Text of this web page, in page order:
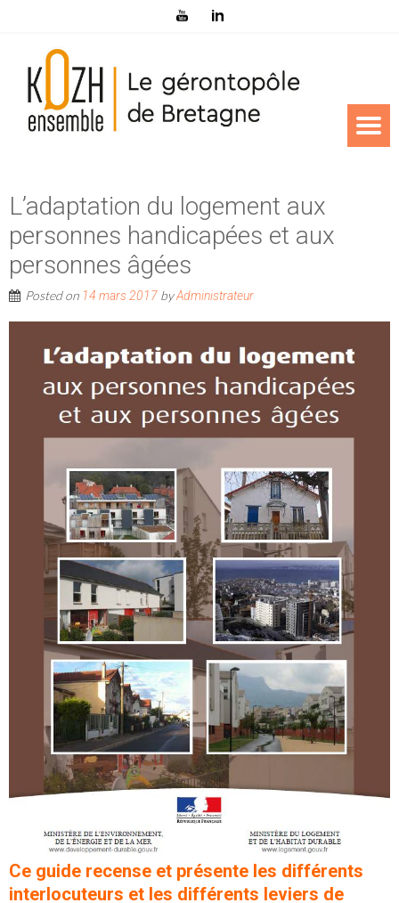
L’adaptation du logement aux
personnes handicapées et aux
personnes âgées
Posted on 14 mars 2017 byAdministrateur
Ce guide recense et présente les différents
interlocuteurs et les différents leviers de